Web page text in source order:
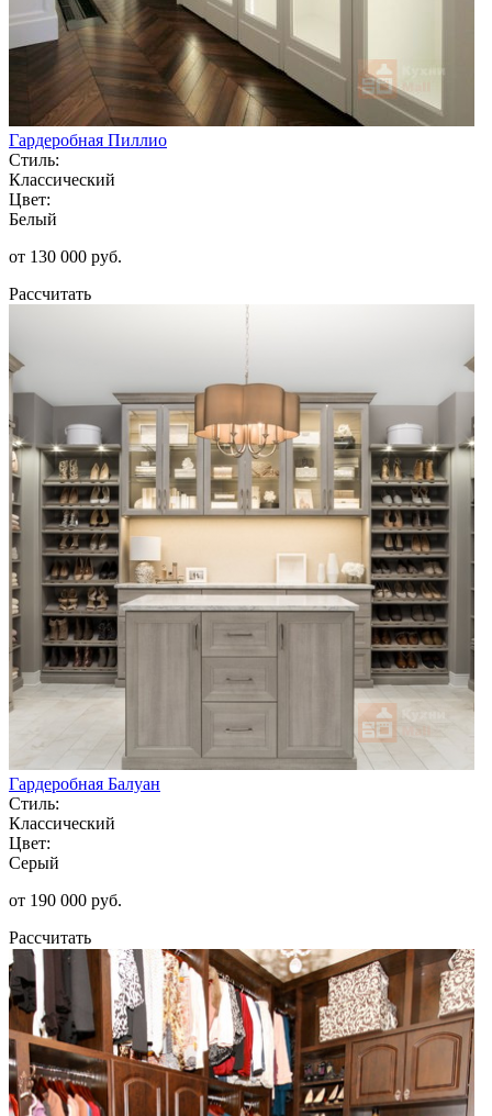
Гардеробная Пиллио
Стиль:
Классический
Цвет:
Белый
от 130 000 руб.
Рассчитать
Гардеробная Балуан
Стиль:
Классический
Цвет:
Серый
от 190 000 руб.
Рассчитать